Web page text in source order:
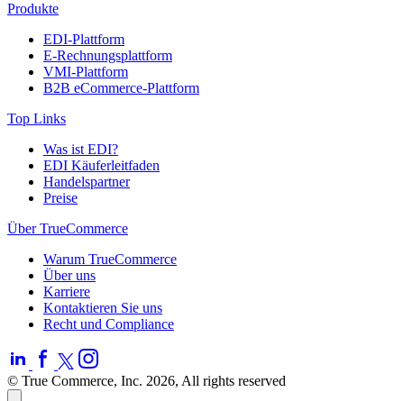
Produkte
EDI-Plattform
E-Rechnungsplattform
VMI-Plattform
B2B eCommerce-Plattform
Top Links
Was ist EDI?
EDI Käuferleitfaden
Handelspartner
Preise
Über TrueCommerce
Warum TrueCommerce
Über uns
Karriere
Kontaktieren Sie uns
Recht und Compliance
© True Commerce, Inc. 2026, All rights reserved